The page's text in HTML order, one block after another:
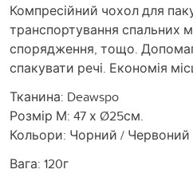
Компресійний чохол для
транспортування спальних
спорядження, тощо.
спакувати речі. Економія
Тканина: Deawspo
Розмір М: 47 х Ø25см.
Кольори: Чорний / Червоний
Вага: 120г